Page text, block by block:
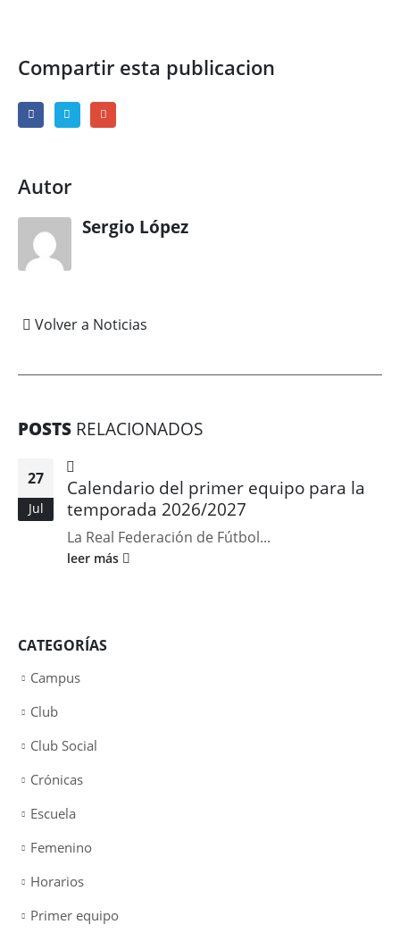
Compartir esta publicacion
Autor
Sergio López
Volver a Noticias
POSTS RELACIONADOS
27
Jul
Calendario del primer equipo para la
temporada 2026/2027
La Real Federación de Fútbol...
leer más
CATEGORÍAS
Campus
Club
Club Social
Crónicas
Escuela
Femenino
Horarios
Primer equipo